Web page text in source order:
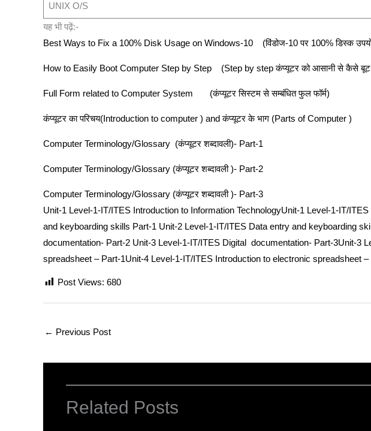
UNIX O/S
यह भी पढ़ें:-
Best Ways to Fix a 100% Disk Usage on Windows-10 (विंडोज-10 पर 100% डिस्क
How to Easily Boot Computer Step by Step (Step by step कंप्यूटर को आसानी से कैसे
Full Form related to Computer System (कंप्यूटर सिस्टम से सम्बंधित फुल फॉर्म)
कंप्यूटर का परिचय(Introduction to computer ) andकंप्यूटर के भाग (Parts of Computer )
Computer Terminology/Glossary (कंप्यूटर शब्दावली)- Part-1
Computer Terminology/Glossary (कंप्यूटर शब्दावली )- Part-2
Computer Terminology/Glossary (कंप्यूटर शब्दावली )- Part-3
Unit-1 Level-1-IT/ITES Introduction to Information TechnologyUnit-1 Level-1-IT/ITES
and keyboarding skills Part-1 Unit-2 Level-1-IT/ITES Data entry and keyboarding
documentation- Part-2 Unit-3 Level-1-IT/ITES Digital documentation- Part-3Unit-3
spreadsheet – Part-1Unit-4 Level-1-IT/ITES Introduction to electronic spreadsheet –
Post Views: 680
← Previous Post
Related Posts